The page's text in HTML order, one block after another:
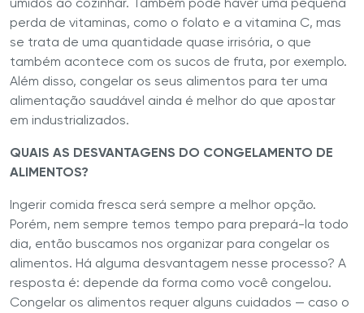
úmidos ao cozinhar. Também pode haver uma pequena
perda de vitaminas, como o folato e a vitamina C, mas
se trata de uma quantidade quase irrisória, o que
também acontece com os sucos de fruta, por exemplo.
Além disso, congelar os seus alimentos para ter uma
alimentação saudável ainda é melhor do que apostar
em industrializados.
QUAIS AS DESVANTAGENS DO CONGELAMENTO DE
ALIMENTOS?
Ingerir comida fresca será sempre a melhor opção.
Porém, nem sempre temos tempo para prepará-la todo
dia, então buscamos nos organizar para congelar os
alimentos. Há alguma desvantagem nesse processo? A
resposta é: depende da forma como você congelou.
Congelar os alimentos requer alguns cuidados — caso o